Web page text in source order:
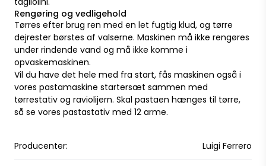
Rengøring og vedligehold
Tørres efter brug ren med en let fugtig klud, og tørre
dejrester børstes af valserne. Maskinen må ikke rengøres
under rindende vand og må ikke komme i
opvaskemaskinen.
Vil du have det hele med fra start, fås maskinen også i
vores pastamaskine startersæt sammen med
tørrestativ og raviolijern. Skal pastaen hænges til tørre,
så se vores pastastativ med 12 arme.
Producenter: Luigi Ferrero